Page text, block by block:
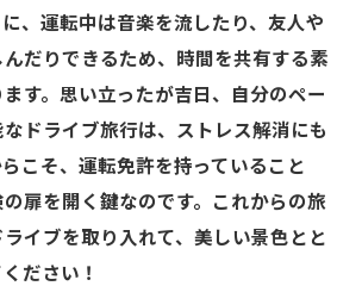
、運転中は音楽を流したり、友人や
だりできるため、時間を共有する素
す。思い立ったが吉日、自分のペー
ドライブ旅行は、ストレス解消にも
こそ、運転免許を持っていること
扉を開く鍵なのです。これからの旅
イブを取り入れて、美しい景色とと
ださい！